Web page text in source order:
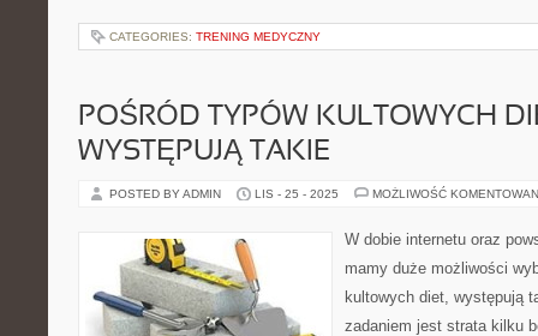
CATEGORIES: TRENING MEDYCZNY
POŚRÓD TYPÓW KULTOWYCH
WYSTĘPUJĄ TAKIE
POSTED BY ADMIN LIS - 25 - 2025 MOŻLIWOŚĆ
W dobie internetu oraz
mamy duże możliwości
kultowych diet, występują
zadaniem jest strata kilku